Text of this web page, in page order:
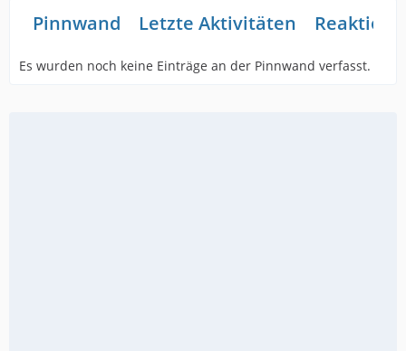
Pinnwand Letzte Aktivitäten
Es wurden noch keine Einträge an der Pinnwand verfasst.